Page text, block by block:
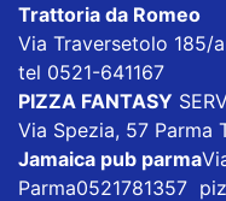
Trattoria da Romeo
Via Traversetolo 185/
tel 0521-641167
PIZZA FANTASY
Via Spezia, 57 Parma
Jamaica pub parma
Parma0521781357